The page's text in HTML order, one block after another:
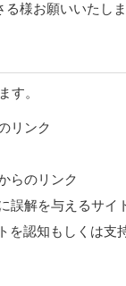
る様お願いいたし
す。
リンク
らのリンク
誤解を与えるサイ
認知もしくは支